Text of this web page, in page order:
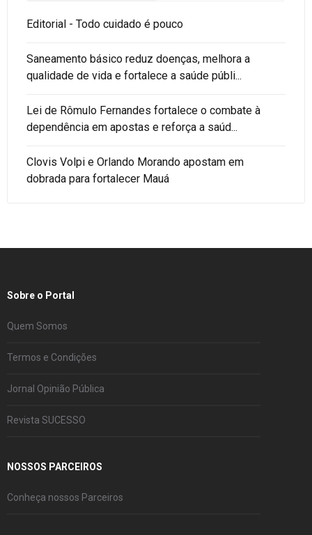
Editorial - Todo cuidado é pouco
Saneamento básico reduz doenças, melhora a
qualidade de vida e fortalece a saúde públi...
Lei de Rômulo Fernandes fortalece o combate à
dependência em apostas e reforça a saúd...
Clovis Volpi e Orlando Morando apostam em
dobrada para fortalecer Mauá
Sobre o Portal
Quem Somos
Termos e Condições
Jornal Opinião Pública
Revista SUCESSO
NOSSOS PARCEIROS
Conheça nossos Parceiros